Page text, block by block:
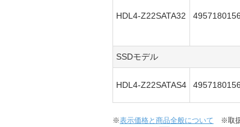
HDL4-Z22SATA32
SSDモデル
HDL4-Z22SATAS4
※表示価格と商品全般について ※取扱